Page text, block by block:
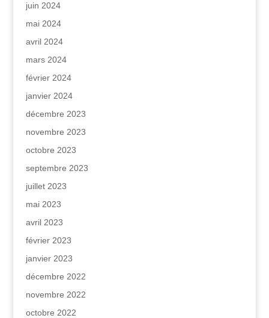
juin 2024
mai 2024
avril 2024
mars 2024
février 2024
janvier 2024
décembre 2023
novembre 2023
octobre 2023
septembre 2023
juillet 2023
mai 2023
avril 2023
février 2023
janvier 2023
décembre 2022
novembre 2022
octobre 2022